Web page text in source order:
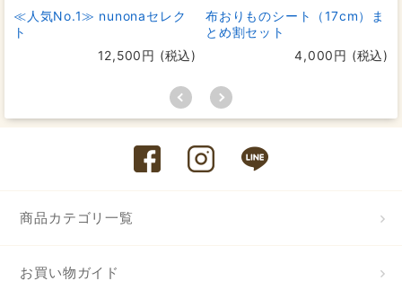
≪人気No.1≫ nunonaセレク
ト
12,500円 (税込)
布おりものシート（17cm）ま
とめ割セット
4,000円 (税込)
商品カテゴリ一覧
お買い物ガイド